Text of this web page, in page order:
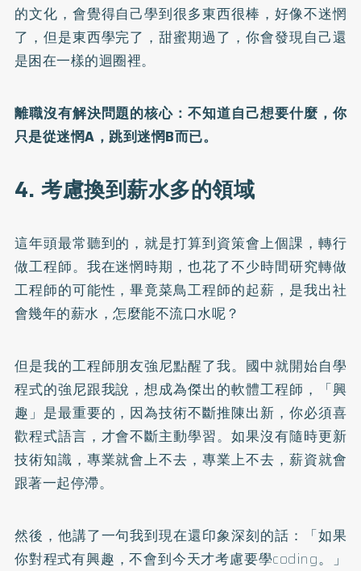
的文化，會覺得自己學到很多東西很棒，好像不迷惘
了，但是東西學完了，甜蜜期過了，你會發現自己還
是困在一樣的迴圈裡。
離職沒有解決問題的核心：不知道自己想要什麼，你
只是從迷惘A，跳到迷惘B而已。
4. 考慮換到薪水多的領域
這年頭最常聽到的，就是打算到資策會上個課，轉行
做工程師。我在迷惘時期，也花了不少時間研究轉做
工程師的可能性，畢竟菜鳥工程師的起薪，是我出社
會幾年的薪水，怎麼能不流口水呢？
但是我的工程師朋友強尼點醒了我。國中就開始自學
程式的強尼跟我說，想成為傑出的軟體工程師，「興
趣」是最重要的，因為技術不斷推陳出新，你必須喜
歡程式語言，才會不斷主動學習。如果沒有隨時更新
技術知識，專業就會上不去，專業上不去，薪資就會
跟著一起停滯。
然後，他講了一句我到現在還印象深刻的話：「如果
你對程式有興趣，不會到今天才考慮要學coding。」